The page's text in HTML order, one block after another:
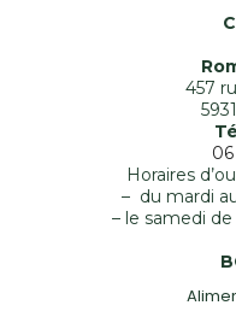
457
06
Horaires
– du mardi
– le samedi